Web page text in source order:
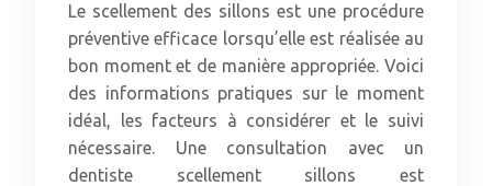
Le scellement des sillons est une procédure
préventive efficace lorsqu’elle est réalisée au
bon moment et de manière appropriée. Voici
des informations pratiques sur le moment
idéal, les facteurs à considérer et le suivi
nécessaire. Une consultation avec un
dentiste scellement sillons est